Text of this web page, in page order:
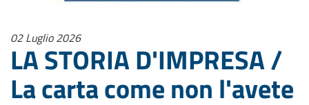
02 Luglio 2026
LA STORIA D'IMPRESA /
La carta come non l'avete